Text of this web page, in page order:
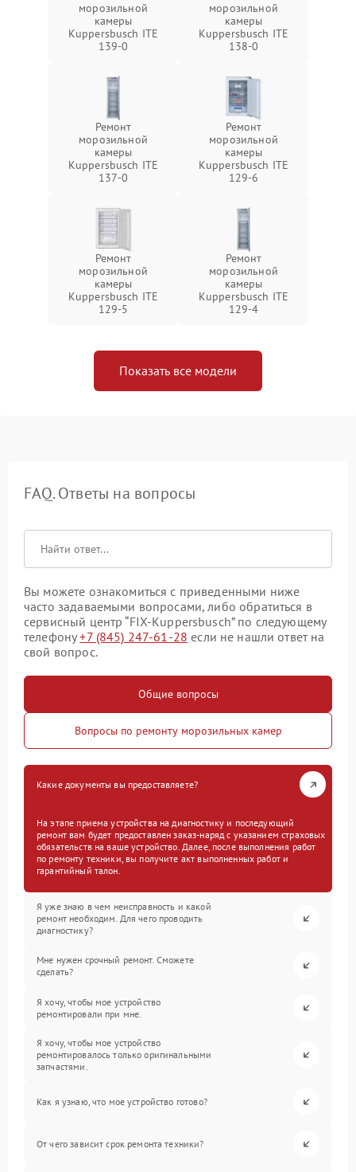
морозильной
камеры
Kuppersbusch ITE
139-0
морозильной
камеры
Kuppersbusch ITE
138-0
Ремонт
морозильной
камеры
Kuppersbusch ITE
137-0
Ремонт
морозильной
камеры
Kuppersbusch ITE
129-6
Ремонт
морозильной
камеры
Kuppersbusch ITE
129-5
Ремонт
морозильной
камеры
Kuppersbusch ITE
129-4
Показать все модели
FAQ. Ответы на вопросы
Вы можете ознакомиться с приведенными ниже
часто задаваемыми вопросами, либо обратиться в
сервисный центр “FIX-Kuppersbusch” по следующему
телефону+7 (845) 247-61-28 если не нашли ответ на
свой вопрос.
Общие вопросы
Вопросы по ремонту морозильных камер
Какие документы вы предоставляете?
На этапе приема устройства на диагностику и последующий
ремонт вам будет предоставлен заказ-наряд с указанием страховых
обязательств на ваше устройство. Далее, после выполнения работ
по ремонту техники, вы получите акт выполненных работ и
гарантийный талон.
Я уже знаю в чем неисправность и какой
ремонт необходим. Для чего проводить
диагностику?
Мне нужен срочный ремонт. Сможете
сделать?
Я хочу, чтобы мое устройство
ремонтировали при мне.
Я хочу, чтобы мое устройство
ремонтировалось только оригинальными
запчастями.
Как я узнаю, что мое устройство готово?
От чего зависит срок ремонта техники?